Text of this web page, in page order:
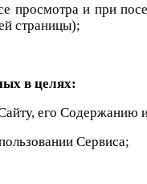
просмотра и при
страницы);
в целях:
его
Сервиса;